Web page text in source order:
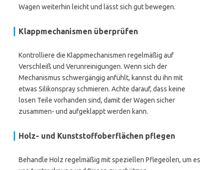
Wagen weiterhin leicht und lässt sich gut bewegen.
Klappmechanismen überprüfen
Kontrolliere die Klappmechanismen regelmäßig auf
Verschleiß und Verunreinigungen. Wenn sich der
Mechanismus schwergängig anfühlt, kannst du ihn mit
etwas Silikonspray schmieren. Achte darauf, dass keine
losen Teile vorhanden sind, damit der Wagen sicher
zusammen- und aufgeklappt werden kann.
Holz- und Kunststoffoberflächen pflegen
Behandle Holz regelmäßig mit speziellen Pflegeölen, um es